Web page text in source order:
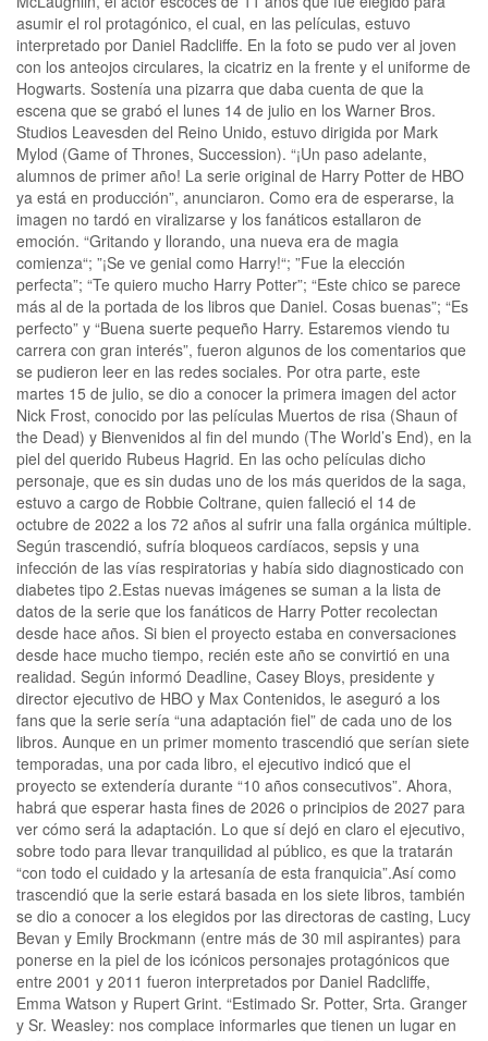
asumir el rol protagónico, el cual, en las películas, estuvo
interpretado por Daniel Radcliffe. En la foto se pudo ver al joven
con los anteojos circulares, la cicatriz en la frente y el uniforme de
Hogwarts. Sostenía una pizarra que daba cuenta de que la
escena que se grabó el lunes 14 de julio en los Warner Bros.
Studios Leavesden del Reino Unido, estuvo dirigida por Mark
Mylod (Game of Thrones, Succession). “¡Un paso adelante,
alumnos de primer año! La serie original de Harry Potter de HBO
ya está en producción”, anunciaron. Como era de esperarse, la
imagen no tardó en viralizarse y los fanáticos estallaron de
emoción. “Gritando y llorando, una nueva era de magia
comienza“; ”¡Se ve genial como Harry!“; ”Fue la elección
perfecta”; “Te quiero mucho Harry Potter”; “Este chico se parece
más al de la portada de los libros que Daniel. Cosas buenas”; “Es
perfecto” y “Buena suerte pequeño Harry. Estaremos viendo tu
carrera con gran interés”, fueron algunos de los comentarios que
se pudieron leer en las redes sociales. Por otra parte, este
martes 15 de julio, se dio a conocer la primera imagen del actor
Nick Frost, conocido por las películas Muertos de risa (Shaun of
the Dead) y Bienvenidos al fin del mundo (The World’s End), en la
piel del querido Rubeus Hagrid. En las ocho películas dicho
personaje, que es sin dudas uno de los más queridos de la saga,
estuvo a cargo de Robbie Coltrane, quien falleció el 14 de
octubre de 2022 a los 72 años al sufrir una falla orgánica múltiple.
Según trascendió, sufría bloqueos cardíacos, sepsis y una
infección de las vías respiratorias y había sido diagnosticado con
diabetes tipo 2.Estas nuevas imágenes se suman a la lista de
datos de la serie que los fanáticos de Harry Potter recolectan
desde hace años. Si bien el proyecto estaba en conversaciones
desde hace mucho tiempo, recién este año se convirtió en una
realidad. Según informó Deadline, Casey Bloys, presidente y
director ejecutivo de HBO y Max Contenidos, le aseguró a los
fans que la serie sería “una adaptación fiel” de cada uno de los
libros. Aunque en un primer momento trascendió que serían siete
temporadas, una por cada libro, el ejecutivo indicó que el
proyecto se extendería durante “10 años consecutivos”. Ahora,
habrá que esperar hasta fines de 2026 o principios de 2027 para
ver cómo será la adaptación. Lo que sí dejó en claro el ejecutivo,
sobre todo para llevar tranquilidad al público, es que la tratarán
“con todo el cuidado y la artesanía de esta franquicia”.Así como
trascendió que la serie estará basada en los siete libros, también
se dio a conocer a los elegidos por las directoras de casting, Lucy
Bevan y Emily Brockmann (entre más de 30 mil aspirantes) para
ponerse en la piel de los icónicos personajes protagónicos que
entre 2001 y 2011 fueron interpretados por Daniel Radcliffe,
Emma Watson y Rupert Grint. “Estimado Sr. Potter, Srta. Granger
y Sr. Weasley: nos complace informarles que tienen un lugar en